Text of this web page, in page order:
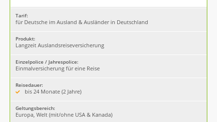
Tarif:
für Deutsche im Ausland & Ausländer in Deutschland
Produkt:
Langzeit Auslandsreiseversicherung
Einzelpolice / Jahrespolice:
Einmalversicherung für eine Reise
Reisedauer:
bis 24 Monate (2 Jahre)
Geltungsbereich:
Europa, Welt (mit/ohne USA & Kanada)